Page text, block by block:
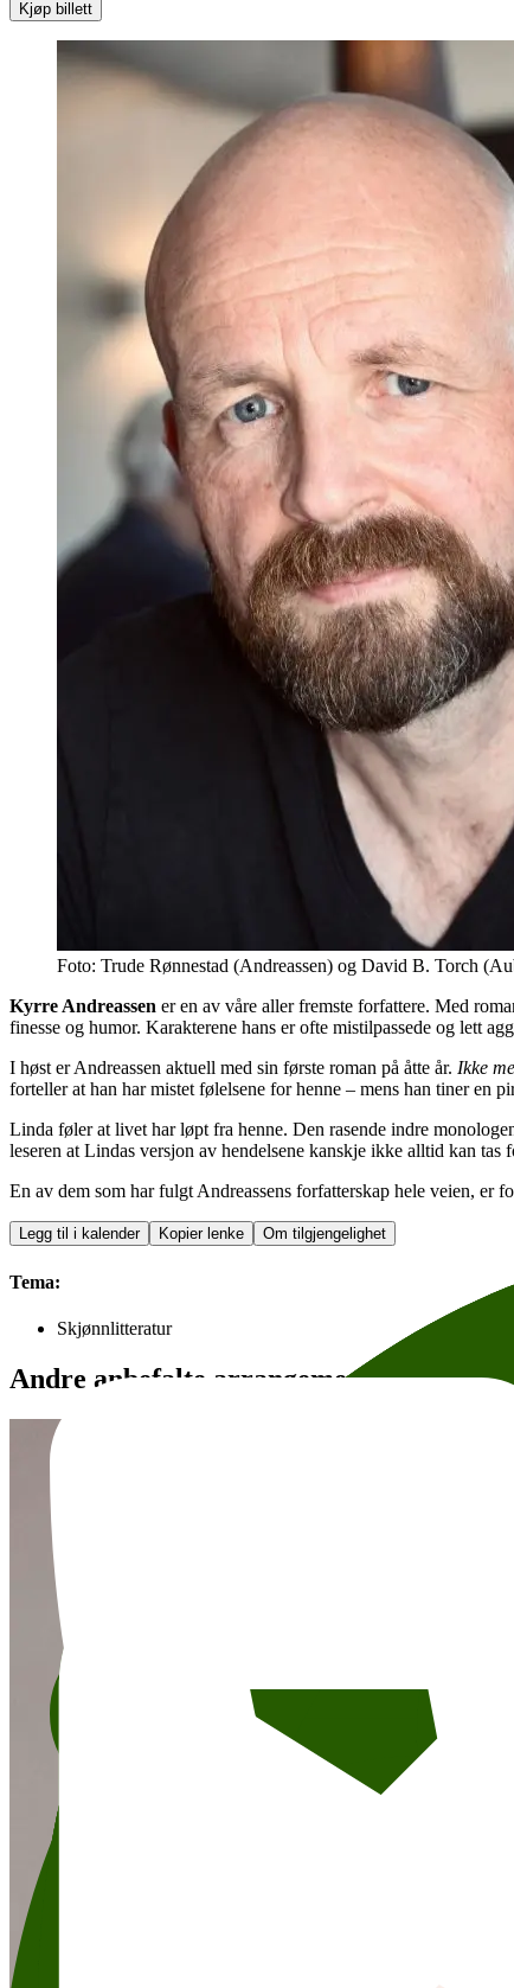
Kjøp billett
Foto: Trude Rønnestad (Andreassen) og David B. Torch
Kyrre Andreassen er en av våre aller fremste forfattere. Med
finesse og humor. Karakterene hans er ofte mistilpassede og lett
I høst er Andreassen aktuell med sin første roman på åtte år. Ikke
forteller at han har mistet følelsene for henne – mens han tiner en
Linda føler at livet har løpt fra henne. Den rasende indre
leseren at Lindas versjon av hendelsene kanskje ikke alltid kan tas
En av dem som har fulgt Andreassens forfatterskap hele veien, er
Legg til i kalender Kopier lenke Om tilgjengelighet
Tema:
Skjønnlitteratur
Andre anbefalte arrangementer